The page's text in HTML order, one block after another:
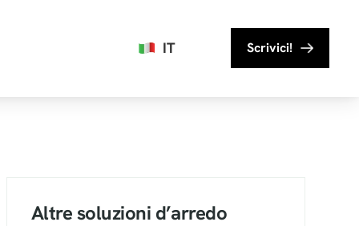
IT Scrivici!
Altre soluzioni d’arredo